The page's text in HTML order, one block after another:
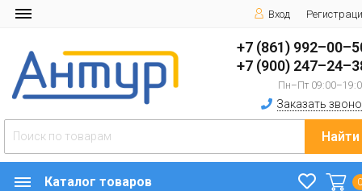
Вход
+7 (861)
+7 (900)
Пн–Пт
Заказать
Найти
Каталог товаров